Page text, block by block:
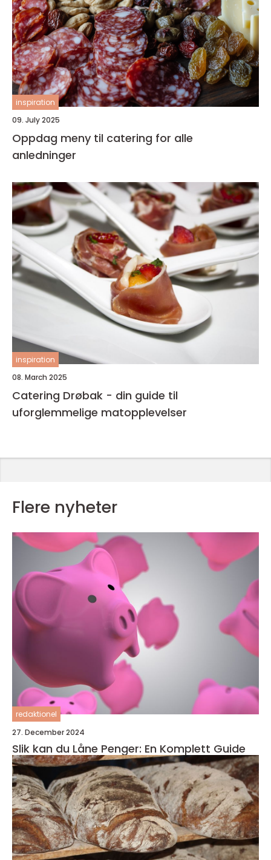
inspiration
09. July 2025
Oppdag meny til catering for alle
anledninger
inspiration
08. March 2025
Catering Drøbak - din guide til
uforglemmelige matopplevelser
Flere nyheter
redaktionel
27. December 2024
Slik kan du Låne Penger: En Komplett Guide